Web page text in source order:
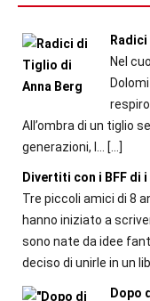
Nel
All’ombra di un tiglio
generazioni, l...
[…]
Divertiti con i BFF di i
Tre piccoli amici di 8
hanno iniziato a
sono nate da idee
deciso di unirle in un
Dopo